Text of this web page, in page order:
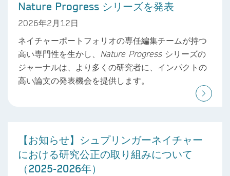
Nature Progress シリーズを発表
2026年2月12日
ネイチャーポートフォリオの専任編集チームが持つ
高い専門性を生かし、 Nature Progress シリーズの
ジャーナルは、より多くの研究者に、インパクトの
高い論文の発表機会を提供します。
【お知らせ】シュプリンガーネイチャー
における研究公正の取り組みについて
（2025-2026年）